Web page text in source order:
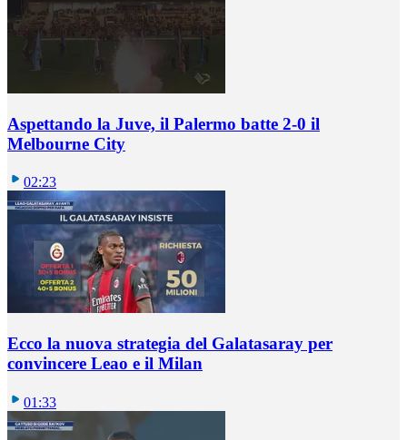
Aspettando la Juve, il Palermo batte 2-0 il
Melbourne City
02:23
Ecco la nuova strategia del Galatasaray per
convincere Leao e il Milan
01:33